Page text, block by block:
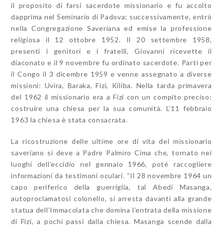
il proposito di farsi sacerdote missionario e fu accolto
dapprima nel Seminario di Padova; successivamente, entrò
nella Congregazione Saveriana ed emise la professione
religiosa il 12 ottobre 1952. Il 20 settembre 1958,
presenti i genitori e i fratelli, Giovanni ricevette il
diaconato e il 9 novembre fu ordinato sacerdote. Partì per
il Congo il 3 dicembre 1959 e venne assegnato a diverse
missioni: Uvira, Baraka, Fizi, Kiliba. Nella tarda primavera
del 1962 il missionario era a Fizi con un compito preciso:
costruire una chiesa per la sua comunità. L’11 febbraio
1963 la chiesa è stata consacrata.
La ricostruzione delle ultime ore di vita del missionario
saveriano si deve a Padre Palmiro Cima che, tornato nei
luoghi dell’eccidio nel gennaio 1966, poté raccogliere
informazioni da testimoni oculari. “Il 28 novembre 1964 un
capo periferico della guerriglia, tal Abedi Masanga,
autoproclamatosi colonello, si arresta davanti alla grande
statua dell’Immacolata che domina l’entrata della missione
di Fizi, a pochi passi dalla chiesa. Masanga scende dalla